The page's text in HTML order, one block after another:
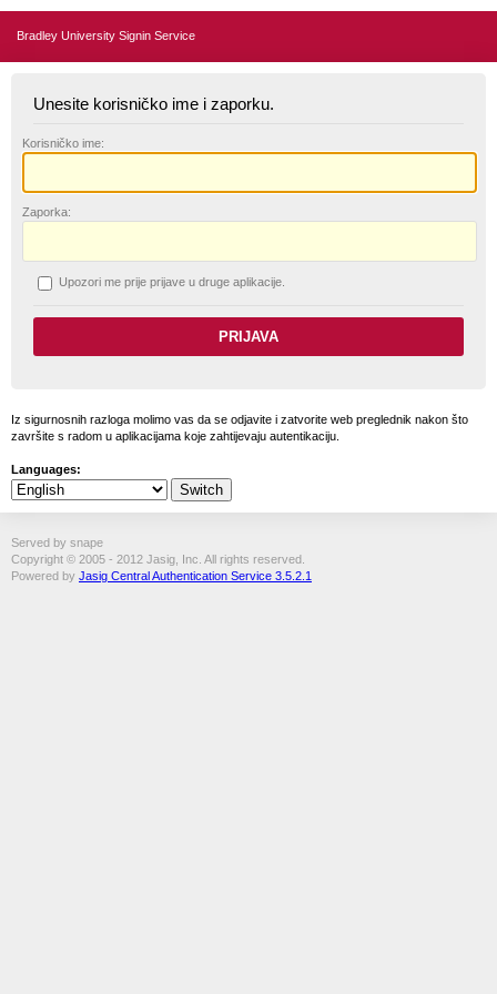
Bradley University Signin Service
Unesite korisničko ime i zaporku.
Korisničko ime:
Zaporka:
Upozori me prije prijave u druge aplikacije.
Iz sigurnosnih razloga molimo vas da se odjavite i zatvorite web preglednik nakon što
završite s radom u aplikacijama koje zahtijevaju autentikaciju.
Languages:
Served by snape
Copyright © 2005 - 2012 Jasig, Inc. All rights reserved.
Powered by Jasig Central Authentication Service 3.5.2.1